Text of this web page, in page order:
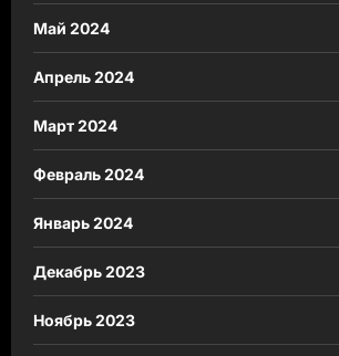
Май 2024
Апрель 2024
Март 2024
Февраль 2024
Январь 2024
Декабрь 2023
Ноябрь 2023